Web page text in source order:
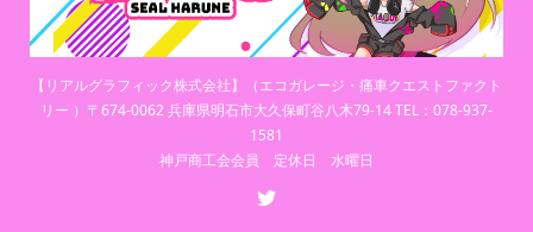
【リアルグラフィック株式会社】（エコガレージ・痛車クエストファクト
リー ）〒674-0062 兵庫県明石市大久保町谷八木79-14 TEL：078-937-
1581
神戸商工会会員 定休日 水曜日